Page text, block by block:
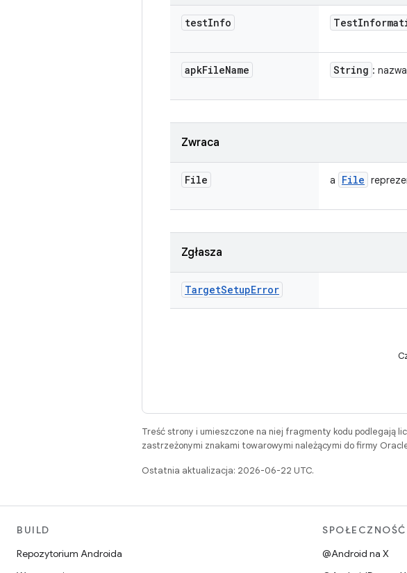
testInfo Test
apkFileName String :
Zwraca
File a File
Zgłasza
TargetSetupError
Treść strony i umieszczone na niej fragmenty kodu podlegają
zastrzeżonymi znakami towarowymi należącymi do firmy
Ostatnia aktualizacja: 2026-06-22 UTC.
BUILD
Repozytorium Androida
SPOŁECZNOŚĆ
@Android na X